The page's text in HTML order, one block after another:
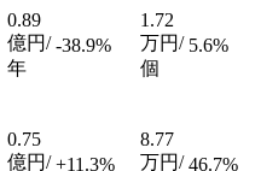
0.89
億円/
年
-38.9%
1.72
万円/
個
5.6%
0.75
億円/ +11.3%
8.77
万円/ 46.7%